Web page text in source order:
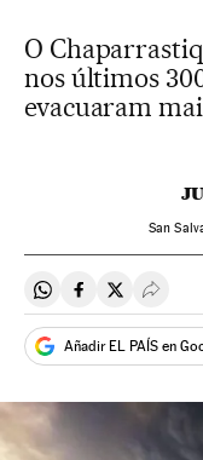
O
nos últimos
evacuaram
San
Compartir en
Compartir en
Compartir
Añadir EL PAÍS en